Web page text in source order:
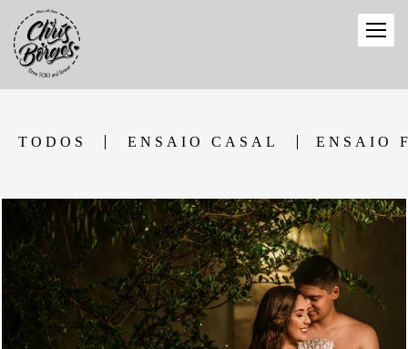
TODOS ENSAIO CASAL ENSAIO